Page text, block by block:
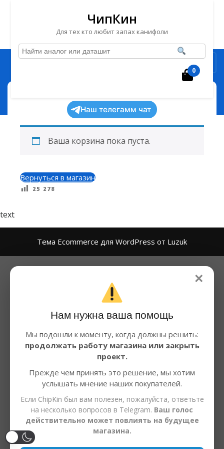
Перейти
содержимому
ЧипКин
Для тех кто любит запах канифоли
0
Корзина
Наш телегамм чат
Ваша корзина пока пуста.
Вернуться в магазин
25 278
text
Тема Ecommerce для WordPress от Luzuk
×
Нам нужна ваша помощь
Мы подошли к моменту, когда должны решить:
продолжать работу магазина или закрыть
проект.
Прежде чем принять это решение, мы хотим
услышать мнение наших покупателей.
Если ChipKin был вам полезен, пожалуйста, ответьте
на несколько вопросов в Telegram. Ваш голос
действительно может повлиять на будущее
магазина.